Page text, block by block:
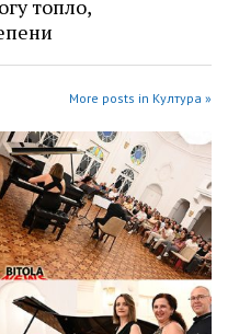
топло,
More posts in Култура »